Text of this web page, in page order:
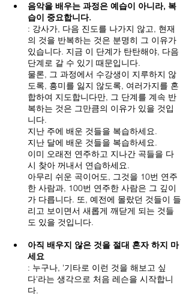
음악을 배우는 과정은 예습이 아니라, 복
습이 중요합니다.
: 강사가, 다음 진도를 나가지 않고, 현재
의 것을 반복하는 것은 분명히 그 이유가
있습니다. 지금 이 단계가 탄탄해야, 다음
단계로 갈 수 있기 때문입니다.
물론, 그 과정에서 수강생이 지루하지 않
도록, 흥미를 잃지 않도록, 여러가지를 혼
합하여 지도합니다만, 그 단계를 계속 반
복하는 것은 그만큼의 이유가 있을 것입
니다.
지난 주에 배운 것들을 복습하세요.
지난 달에 배운 것들을 복습하세요.
이미 오래전 연주하고 지나간 곡들을 다
시 찾아 꺼내서 연습하세요.
아무리 쉬운 곡이어도, 그것을 10번 연주
한 사람과, 100번 연주한 사람은 그 깊이
가 다릅니다. 또, 예전에 몰랐던 것들이 들
리고 보이면서 새롭게 깨닫게 되는 것들
도 있을 것입니다.
아직 배우지 않은 것을 절대 혼자 하지 마
세요
: 누구나, '기타로 이런 것을 해보고 싶
다'라는 생각으로 처음 레슨을 시작합니
다.